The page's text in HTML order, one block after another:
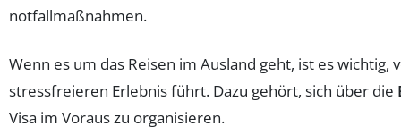
Wenn es um das Reisen im Ausland geht, ist es
stressfreieren Erlebnis führt. Dazu gehört, sich über die
Visa im Voraus zu organisieren.